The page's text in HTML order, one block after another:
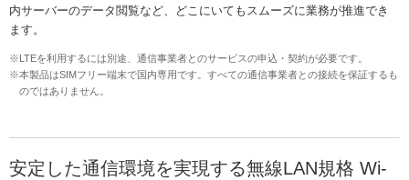
内サーバーのデータ閲覧など、どこにいてもスムーズに業務が推進でき
ます。
※LTEを利用するには別途、通信事業者とのサービスの申込・契約が必要です。
※本製品はSIMフリー端末で国内専用です。すべての通信事業者との接続を保証するも
のではありません。
安定した通信環境を実現する無線LAN規格 Wi-